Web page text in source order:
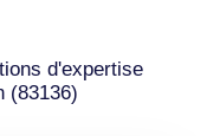
d'expertise
(83136)